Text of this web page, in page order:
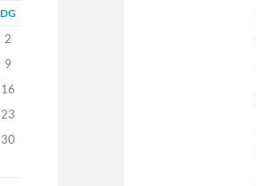
DG
2
9
16
23
30